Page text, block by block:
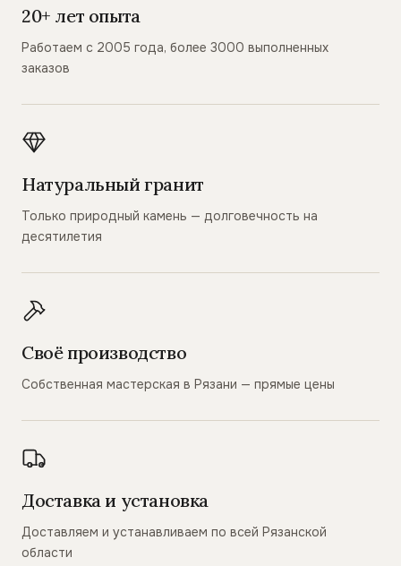
20+ лет опыта
Работаем с 2005 года, более 3000 выполненных
заказов
Натуральный гранит
Только природный камень — долговечность на
десятилетия
Своё производство
Собственная мастерская в Рязани — прямые цены
Доставка и установка
Доставляем и устанавливаем по всей Рязанской
области